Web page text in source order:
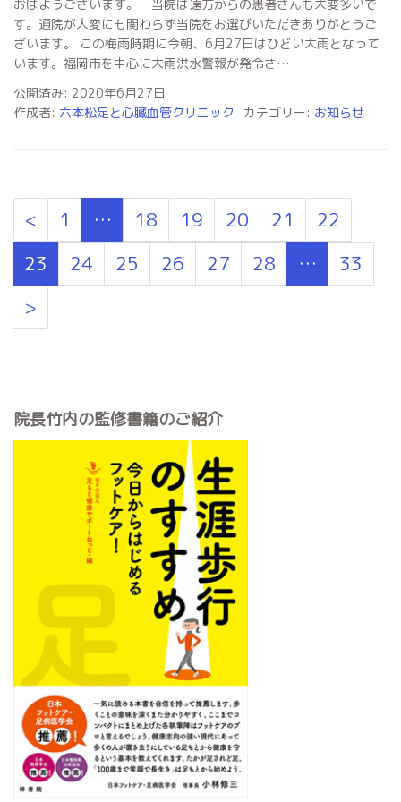
おはようございます。 当院は遠方からの患者さんも大変多いで
す。通院が大変にも関わらず当院をお選びいただきありがとうご
ざいます。 この梅雨時期に今朝、6月27日はひどい大雨となって
います。福岡市を中心に大雨洪水警報が発令さ…
公開済み: 2020年6月27日
作成者: 六本松足と心臓血管クリニック カテゴリー: お知らせ
< 1 … 18 19 20 21
22
23
24 25 26 27 28 …
33
>
院長竹内の監修書籍のご紹介